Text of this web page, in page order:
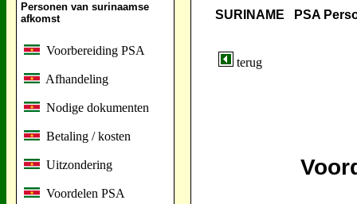
Personen van surinaamse
afkomst
Voorbereiding PSA
Afhandeling
Nodige dokumenten
Betaling / kosten
Uitzondering
Voordelen PSA
SURINAME PSA
terug